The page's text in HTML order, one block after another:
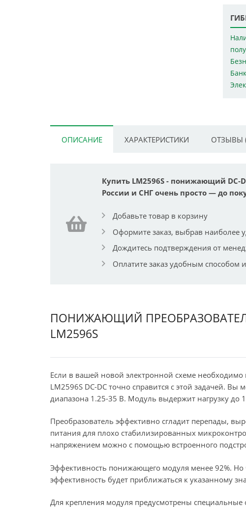
ОПИСАНИЕ ХАРАКТЕРИСТИКИ ОТЗЫВЫ
Купить LM2596S - понижающий DC-
России и СНГ очень просто — до
Добавьте товар в корзину
Оформите заказ, выбрав наиболее
Дождитесь подтверждения от
Оплатите заказ удобным способом
ПОНИЖАЮЩИЙ
LM2596S
Если в вашей новой электронной схеме
LM2596S DC-DC точно справится с этой задачей.
диапазона 1.25-35 В. Модуль выдержит нагрузку до
Преобразователь эффективно сгладит перепады,
питания для плохо стабилизированных
напряжением можно с помощью встроенного
Эффективность понижающего модуля менее 92%.
эффективность будет приближаться к указанному
Для крепления модуля предусмотрены специальные